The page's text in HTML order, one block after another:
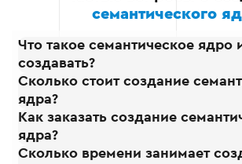
семантического
Что такое семантическое ядро
создавать?
Сколько стоит создание
ядра?
Как заказать создание
ядра?
Сколько времени занимает